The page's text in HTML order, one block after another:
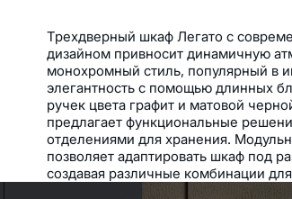
Трехдверный шкаф Легато с
дизайном привносит динамичную
монохромный стиль, популярный в
элегантность с помощью длинных
ручек цвета графит и матовой
предлагает функциональные
отделениями для хранения.
позволяет адаптировать шкаф под
создавая различные комбинации